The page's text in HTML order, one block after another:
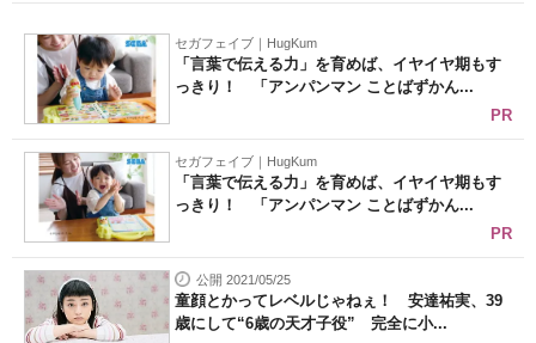
セガフェイブ｜HugKum
「言葉で伝える力」を育めば、イヤイヤ期もす
っきり！ 「アンパンマン ことばずかん...
PR
セガフェイブ｜HugKum
「言葉で伝える力」を育めば、イヤイヤ期もす
っきり！ 「アンパンマン ことばずかん...
PR
公開 2021/05/25
童顔とかってレベルじゃねぇ！ 安達祐実、39
歳にして“6歳の天才子役” 完全に小...